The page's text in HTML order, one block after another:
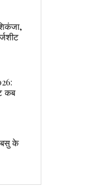
कब
बसु के